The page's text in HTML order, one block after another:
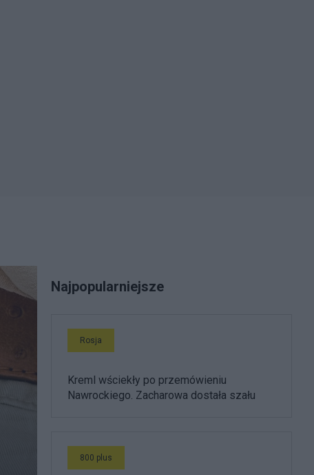
Najpopularniejsze
Rosja
Kreml wściekły po przemówieniu
Nawrockiego. Zacharowa dostała szału
800 plus